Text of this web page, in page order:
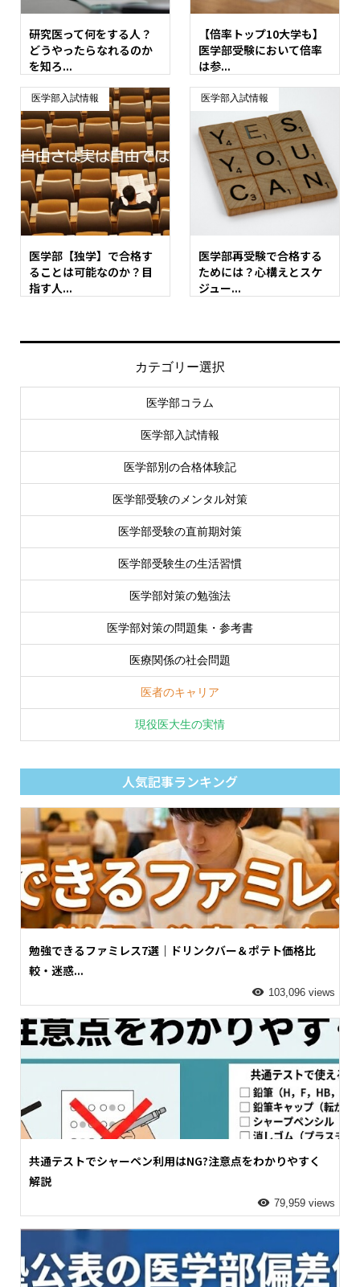
研究医って何をする人？
どうやったらなれるのか
を知ろ...
【倍率トップ10大学も】
医学部受験において倍率
は参...
医学部入試情報
医学部【独学】で合格す
ることは可能なのか？目
指す人...
医学部入試情報
医学部再受験で合格する
ためには？心構えとスケ
ジュー...
カテゴリー選択
医学部コラム
医学部入試情報
医学部別の合格体験記
医学部受験のメンタル対策
医学部受験の直前期対策
医学部受験生の生活習慣
医学部対策の勉強法
医学部対策の問題集・参考書
医療関係の社会問題
医者のキャリア
現役医大生の実情
人気記事ランキング
勉強できるファミレス7選｜ドリンクバー＆ポテト価格比
較・迷惑...
103,096 views
共通テストでシャーペン利用はNG?注意点をわかりやすく
解説
79,959 views